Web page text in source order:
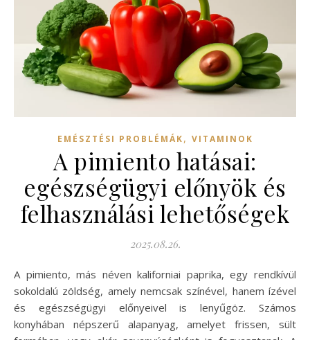
EMÉSZTÉSI PROBLÉMÁK, VITAMINOK
A pimiento hatásai:
egészségügyi előnyök és
felhasználási lehetőségek
2025.08.26.
A pimiento, más néven kaliforniai paprika, egy rendkívül
sokoldalú zöldség, amely nemcsak színével, hanem ízével
és egészségügyi előnyeivel is lenyűgöz. Számos
konyhában népszerű alapanyag, amelyet frissen, sült